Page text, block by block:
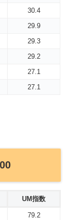
30.4
29.9
29.3
29.2
27.1
27.1
UM指数
79.2